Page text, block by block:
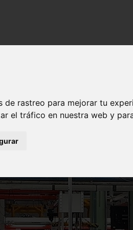
de rastreo para mejorar tu
el tráfico en nuestra web y
4.000 empleados